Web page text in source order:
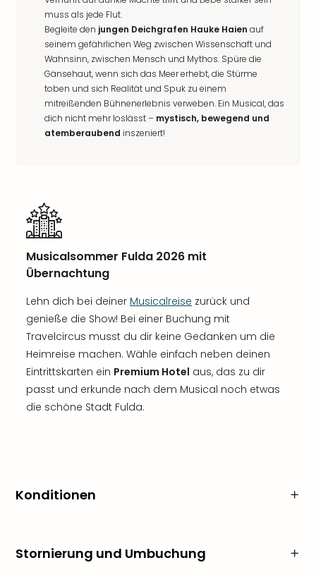
muss als jede Flut.
Begleite den jungen Deichgrafen Hauke Haien auf
seinem gefährlichen Weg zwischen Wissenschaft und
Wahnsinn, zwischen Mensch und Mythos. Spüre die
Gänsehaut, wenn sich das Meer erhebt, die Stürme
toben und sich Realität und Spuk zu einem
mitreißenden Bühnenerlebnis verweben. Ein Musical, das
dich nicht mehr loslässt – mystisch, bewegend und
atemberaubend inszeniert!
Musicalsommer Fulda 2026 mit
Übernachtung
Lehn dich bei deiner Musicalreise zurück und
genieße die Show! Bei einer Buchung mit
Travelcircus musst du dir keine Gedanken um die
Heimreise machen. Wähle einfach neben deinen
Eintrittskarten ein Premium Hotel aus, das zu dir
passt und erkunde nach dem Musical noch etwas
die schöne Stadt Fulda.
Konditionen
Stornierung und Umbuchung